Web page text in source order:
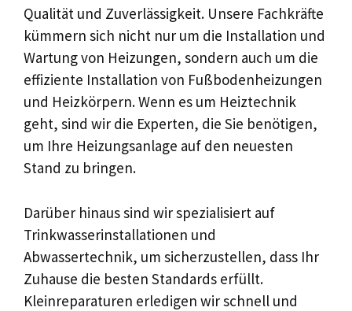
Qualität und Zuverlässigkeit. Unsere Fachkräfte
kümmern sich nicht nur um die Installation und
Wartung von Heizungen, sondern auch um die
effiziente Installation von Fußbodenheizungen
und Heizkörpern. Wenn es um Heiztechnik
geht, sind wir die Experten, die Sie benötigen,
um Ihre Heizungsanlage auf den neuesten
Stand zu bringen.
Darüber hinaus sind wir spezialisiert auf
Trinkwasserinstallationen und
Abwassertechnik, um sicherzustellen, dass Ihr
Zuhause die besten Standards erfüllt.
Kleinreparaturen erledigen wir schnell und